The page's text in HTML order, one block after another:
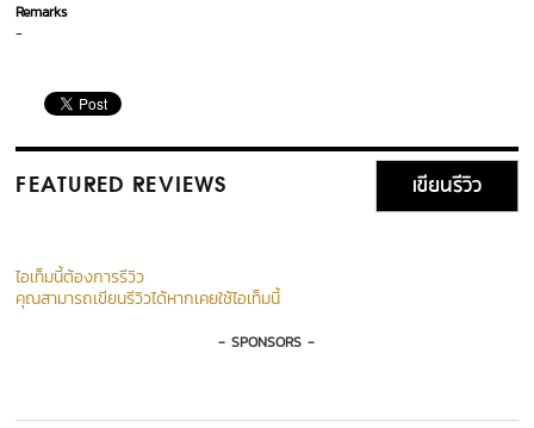
Remarks
-
FEATURED REVIEWS เขียนรีวิว
ไอเท็มนี้ต้องการรีวิว
คุณสามารถเขียนรีวิวได้หากเคยใช้ไอเท็มนี้
- SPONSORS -